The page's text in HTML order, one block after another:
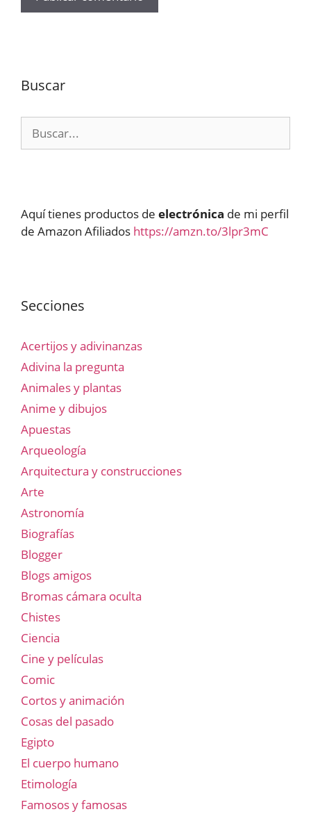
Buscar
Aquí tienes productos de electrónica de mi perfil
de Amazon Afiliados https://amzn.to/3lpr3mC
Secciones
Acertijos y adivinanzas
Adivina la pregunta
Animales y plantas
Anime y dibujos
Apuestas
Arqueología
Arquitectura y construcciones
Arte
Astronomía
Biografías
Blogger
Blogs amigos
Bromas cámara oculta
Chistes
Ciencia
Cine y películas
Comic
Cortos y animación
Cosas del pasado
Egipto
El cuerpo humano
Etimología
Famosos y famosas